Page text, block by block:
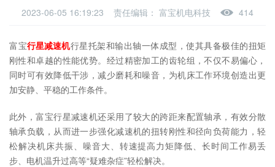
2023-06-05 16:19:23 责任编辑： 富宝机电科技 414
富宝行星减速机行星托架和输出轴一体成型，使其具备极佳的扭矩
刚性和卓越的性能优势。经过精密加工的齿轮组，不仅不易偏心，
同时可有效降低干涉，减少磨耗和噪音，为机床工作环境创造出更
加安静、平稳的工作条件。
此外，富宝行星减速机还采用了较大的跨距来配置轴承，有效分散
轴承负载，从而进一步强化减速机的扭转刚性和径向负荷能力，轻
松解决机床共振、噪音大、转速提高力矩降低、长时间工作易丢
步、电机温升过高等“疑难杂症”轻松解决。